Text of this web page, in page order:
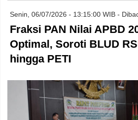
Senin, 06/07/2026 - 13:15:00 WIB -
Fraksi PAN Nilai APBD
Optimal, Soroti BLUD
hingga PETI